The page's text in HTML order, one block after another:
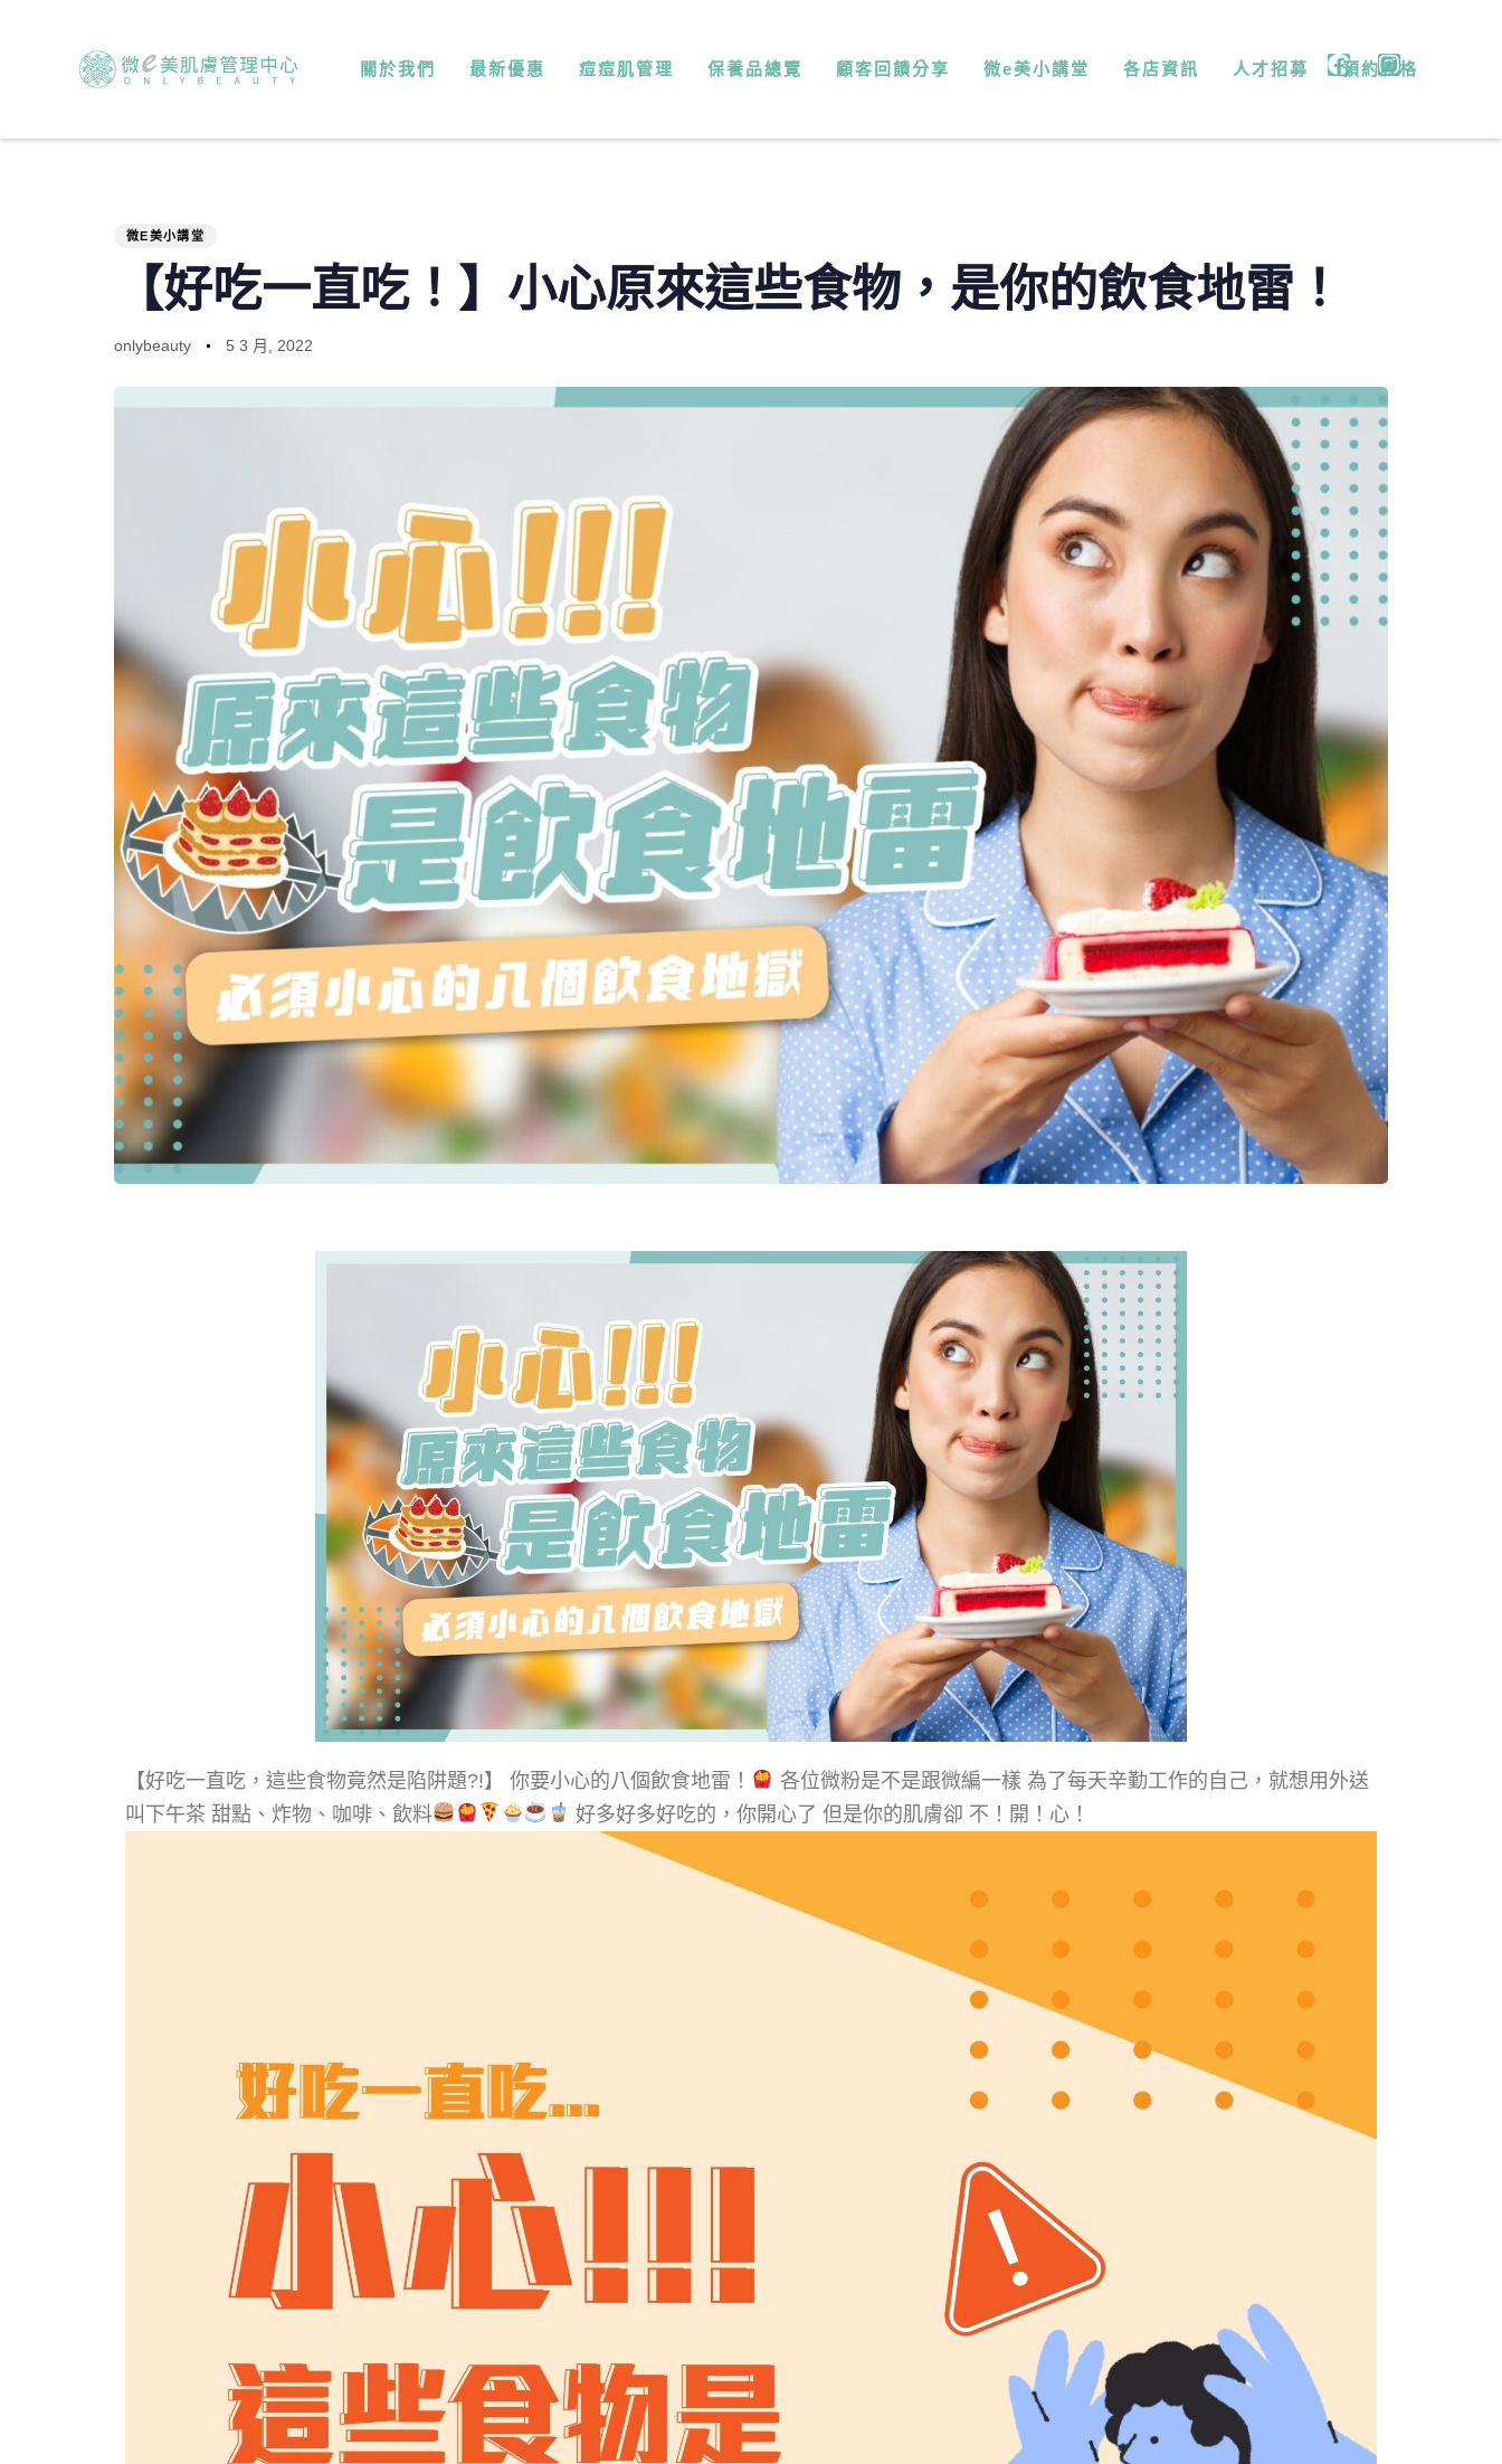
關於我們 最新優惠 痘痘肌管理 保養品總覽 顧客回饋分享 微e美小講堂 各店資訊 人才招募 預約表格
微E美小講堂
【好吃一直吃！】小心原來這些食物，是你的飲食地雷！
onlybeauty 5 3 月, 2022
【好吃一直吃，這些食物竟然是陷阱題?!】 你要小心的八個飲食地雷！
各位微粉是不是跟微編一樣 為了每天辛勤工作的自己，就想用外送
叫下午茶 甜點、炸物、咖啡、飲料
好多好多好吃的，你開心了 但是你的肌膚卻 不！開！心！